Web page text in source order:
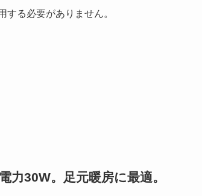
る必要がありません。
力30W。足元暖房に最適。